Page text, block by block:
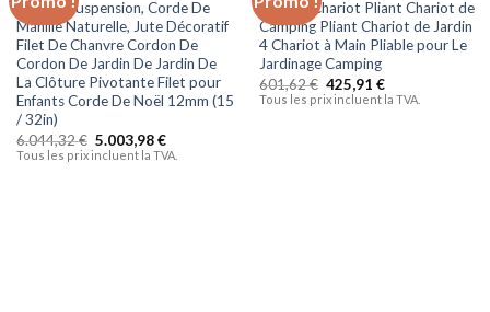
à la liste
d’envies
Net De Suspension, Corde De
Manille Naturelle, Jute Décoratif
Filet De Chanvre Cordon De
Cordon De Jardin De Jardin De
La Clôture Pivotante Filet pour
Enfants Corde De Noël 12mm (15
/ 32in)
6.044,32€ 5.003,98€
Tous les prix incluent la TVA.
à la liste
d’envies
WBJLG Chariot Pliant Chariot de
Camping Pliant Chariot de Jardin
4 Chariot à Main Pliable pour Le
Jardinage Camping
601,62€ 425,91 €
Tous les prix incluent la TVA.